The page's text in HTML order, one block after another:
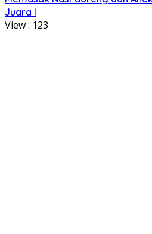
Juara I
View : 123